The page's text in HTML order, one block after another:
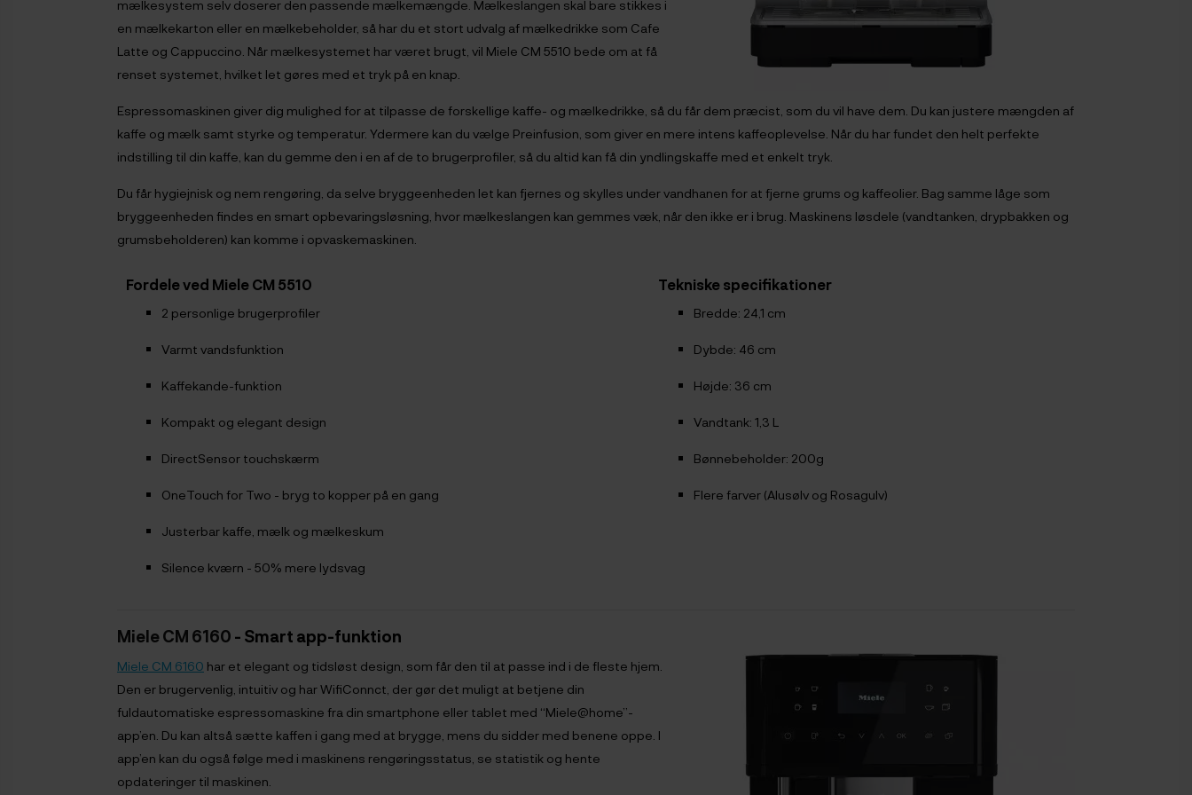
mælkesystem selv doserer den passende mælkemængde. Mælkeslangen skal bare stikkes i
en mælkekarton eller en mælkebeholder, så har du et stort udvalg af mælkedrikke som Cafe
Latte og Cappuccino. Når mælkesystemet har været brugt, vil Miele CM 5510 bede om at få
renset systemet, hvilket let gøres med et tryk på en knap.
Espressomaskinen giver dig mulighed for at tilpasse de forskellige kaffe- og mælkedrikke, så du får dem præcist, som du vil have dem. Du kan justere mængden af
kaffe og mælk samt styrke og temperatur. Ydermere kan du vælge Preinfusion, som giver en mere intens kaffeoplevelse. Når du har fundet den helt perfekte
indstilling til din kaffe, kan du gemme den i en af de to brugerprofiler, så du altid kan få din yndlingskaffe med et enkelt tryk.
Du får hygiejnisk og nem rengøring, da selve bryggeenheden let kan fjernes og skylles under vandhanen for at fjerne grums og kaffeolier. Bag samme låge som
bryggeenheden findes en smart opbevaringsløsning, hvor mælkeslangen kan gemmes væk, når den ikke er i brug. Maskinens løsdele (vandtanken, drypbakken og
grumsbeholderen) kan komme i opvaskemaskinen.
Fordele ved Miele CM 5510
2 personlige brugerprofiler
Varmt vandsfunktion
Kaffekande-funktion
Kompakt og elegant design
DirectSensor touchskærm
OneTouch for Two - bryg to kopper på en gang
Justerbar kaffe, mælk og mælkeskum
Silence kværn - 50% mere lydsvag
Tekniske specifikationer
Bredde: 24,1 cm
Dybde: 46 cm
Højde: 36 cm
Vandtank: 1,3 L
Bønnebeholder: 200g
Flere farver (Alusølv og Rosagulv)
Miele CM 6160 - Smart app-funktion
Miele CM 6160 har et elegant og tidsløst design, som får den til at passe ind i de fleste hjem.
Den er brugervenlig, intuitiv og har WifiConnct, der gør det muligt at betjene din
fuldautomatiske espressomaskine fra din smartphone eller tablet med “Miele@home”-
app’en. Du kan altså sætte kaffen i gang med at brygge, mens du sidder med benene oppe. I
app’en kan du også følge med i maskinens rengøringsstatus, se statistik og hente
opdateringer til maskinen.